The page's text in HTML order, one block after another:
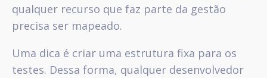
qualquer recurso que faz parte da gestão
precisa ser mapeado.
Uma dica é criar uma estrutura fixa para os
testes. Dessa forma, qualquer desenvolvedor